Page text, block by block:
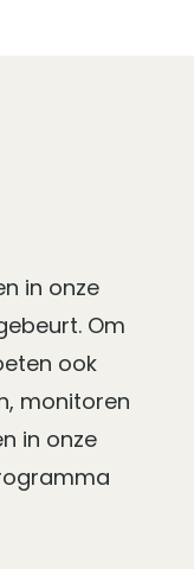
in onze
Om
ook
monitoren
in onze